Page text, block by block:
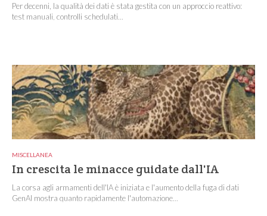
Per decenni, la qualità dei dati è stata gestita con un approccio reattivo:
test manuali, controlli schedulati...
MISCELLANEA
In crescita le minacce guidate dall'IA
La corsa agli armamenti dell'IA è iniziata e l'aumento della fuga di dati
GenAI mostra quanto rapidamente l'automazione...